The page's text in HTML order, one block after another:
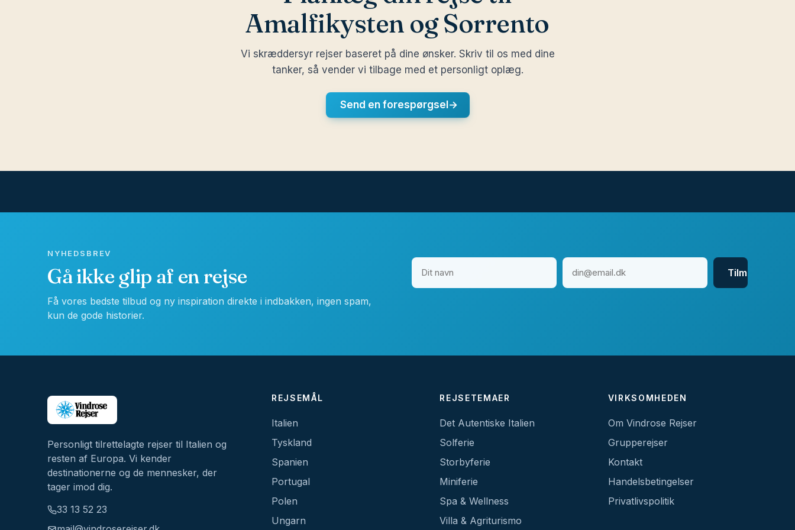
Amalfikysten og Sorrento
Vi skræddersyr rejser baseret på dine ønsker. Skriv til os med dine
tanker, så vender vi tilbage med et personligt oplæg.
Send en forespørgsel →
NYHEDSBREV
Gå ikke glip af en rejse
Få vores bedste tilbud og ny inspiration direkte i indbakken, ingen spam,
kun de gode historier.
Tilmeld
Personligt tilrettelagte rejser til Italien og
resten af Europa. Vi kender
destinationerne og de mennesker, der
tager imod dig.
33 13 52 23
REJSEMÅL
Italien
Tyskland
Spanien
Portugal
Polen
Ungarn
REJSETEMAER
Det Autentiske Italien
Solferie
Storbyferie
Miniferie
Spa & Wellness
Villa & Agriturismo
VIRKSOMHEDEN
Om Vindrose Rejser
Grupperejser
Kontakt
Handelsbetingelser
Privatlivspolitik